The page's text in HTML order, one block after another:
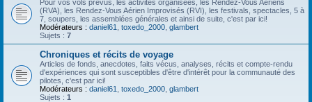
Pour vos vols prévus, les activités organisées, les Rendez-Vous Aériens
(RVA), les Rendez-Vous Aérien Improvisés (RVI), les festivals, spectacles, 5 à
7, soupers, les assemblées générales et ainsi de suite, c'est par ici!
Modérateurs : daniel61 toxedo_2000 glambert
Sujets : 7
Chroniques et récits de voyage
Articles de fonds, anecdotes, faits vécus, analyses, récits et compte-rendu
d'expériences qui sont susceptibles d'être d'intérêt pour la communauté des
pilotes, c'est par ici!
Modérateurs : daniel61 toxedo_2000 glambert
Sujets : 1